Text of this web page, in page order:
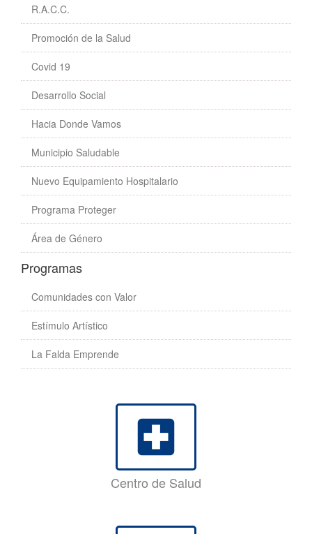
R.A.C.C.
Promoción de la Salud
Covid 19
Desarrollo Social
Hacia Donde Vamos
Municipio Saludable
Nuevo Equipamiento Hospitalario
Programa Proteger
Área de Género
Programas
Comunidades con Valor
Estímulo Artístico
La Falda Emprende
local_hospital
Centro de Salud